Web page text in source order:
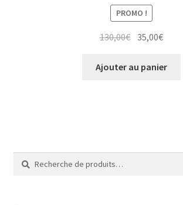
PROMO !
130,00€ Le
initial
35,00€Le
actuel
Ajouter au panier
Recherche
pour :
Recherche